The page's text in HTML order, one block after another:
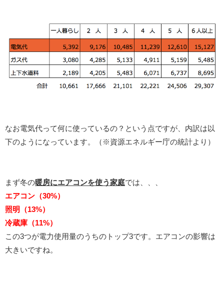
なお電気代って何に使っているの？という点ですが、内訳は以
下のようになっています。（※資源エネルギー庁の統計より）
まず冬の暖房にエアコンを使う家庭では、、、
エアコン（30%）
照明（13%）
冷蔵庫（11%）
この3つが電力使用量のうちのトップ3です。エアコンの影響は
大きいですね。